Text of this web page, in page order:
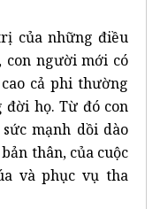
những điều
con người mới có
cả phi thường
đời họ. Từ đó con
mạnh dồi dào
thân, của cuộc
và phục vụ tha